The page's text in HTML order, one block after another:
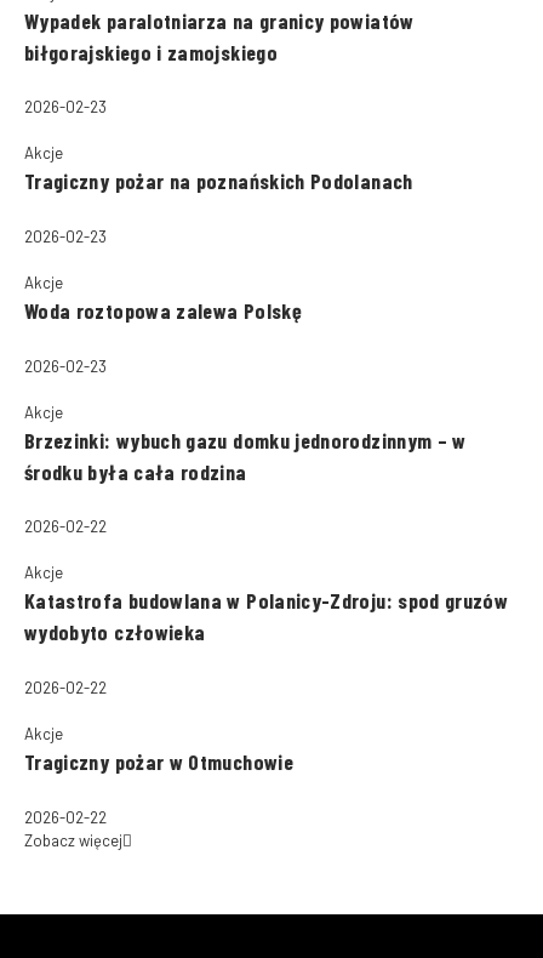
Wypadek paralotniarza na granicy powiatów
biłgorajskiego i zamojskiego
2026-02-23
Akcje
Tragiczny pożar na poznańskich Podolanach
2026-02-23
Akcje
Woda roztopowa zalewa Polskę
2026-02-23
Akcje
Brzezinki: wybuch gazu domku jednorodzinnym – w
środku była cała rodzina
2026-02-22
Akcje
Katastrofa budowlana w Polanicy-Zdroju: spod gruzów
wydobyto człowieka
2026-02-22
Akcje
Tragiczny pożar w Otmuchowie
2026-02-22
Zobacz więcej